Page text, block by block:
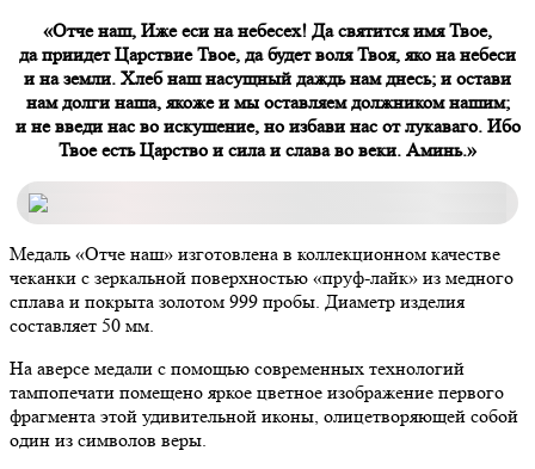
«Отче наш, Иже еси на небесех! Да святится имя Твое,
да приидет Царствие Твое, да будет воля Твоя, яко на небеси
и на земли. Хлеб наш насущный даждь нам днесь; и остави
нам долги наша, якоже и мы оставляем должником нашим;
и не введи нас во искушение, но избави нас от лукаваго. Ибо
Твое есть Царство и сила и слава во веки. Аминь.»
Медаль «Отче наш» изготовлена в коллекционном качестве
чеканки с зеркальной поверхностью «пруф-лайк» из медного
сплава и покрыта золотом 999 пробы. Диаметр изделия
составляет 50 мм.
На аверсе медали с помощью современных технологий
тампопечати помещено яркое цветное изображение первого
фрагмента этой удивительной иконы, олицетворяющей собой
один из символов веры.